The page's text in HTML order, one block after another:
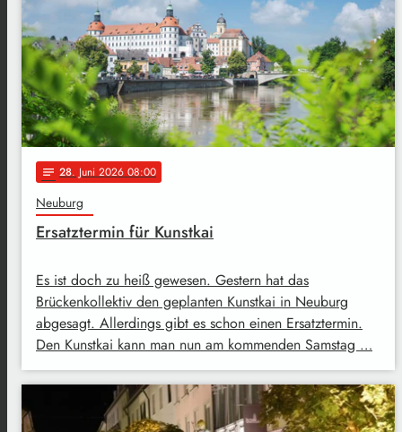
notes 28. Juni 2026 08:00
Neuburg
Ersatztermin für Kunstkai
Es ist doch zu heiß gewesen. Gestern hat das
Brückenkollektiv den geplanten Kunstkai in Neuburg
abgesagt. Allerdings gibt es schon einen Ersatztermin.
Den Kunstkai kann man nun am kommenden Samstag …